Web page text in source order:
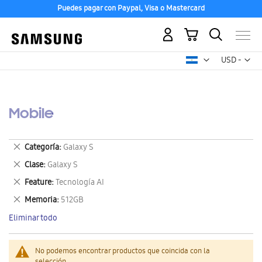
Puedes pagar con Paypal, Visa o Mastercard
USD -
dólar
Mi carrito
Mobile
No podemos encontrar productos que coincida con la
Categoría Galaxy S
Eliminar
este
artículo
Clase Galaxy S
Eliminar
este
artículo
Feature Tecnología AI
Eliminar
este
artículo
Memoria 512GB
Eliminar
este
artículo
Eliminar todo